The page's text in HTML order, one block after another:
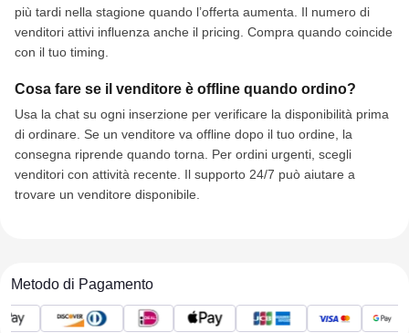
più tardi nella stagione quando l’offerta aumenta. Il numero di
venditori attivi influenza anche il pricing. Compra quando coincide
con il tuo timing.
Cosa fare se il venditore è offline quando ordino?
Usa la chat su ogni inserzione per verificare la disponibilità prima
di ordinare. Se un venditore va offline dopo il tuo ordine, la
consegna riprende quando torna. Per ordini urgenti, scegli
venditori con attività recente. Il supporto 24/7 può aiutare a
trovare un venditore disponibile.
Metodo di Pagamento